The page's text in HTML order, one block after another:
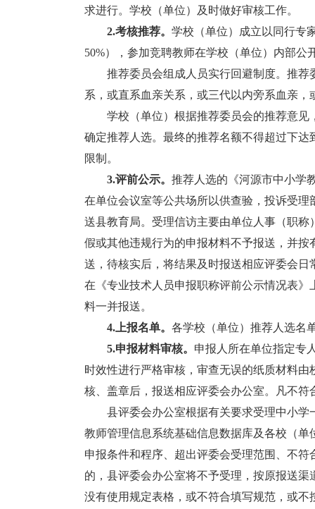
求进行。学校（单位）及时做好审核工作。
2.考核推荐。 学校（单位）成立以同行专
50%），参加竞聘教师在学校（单位）内部
推荐委员会组成人员实行回避制度。推荐
系，或直系血亲关系，或三代以内旁系血亲
学校（单位）根据推荐委员会的推荐意见
确定推荐人选。最终的推荐名额不得超过下
限制。
3.评前公示。 推荐人选的《河源市中小学
在单位会议室等公共场所以供查验，投诉受
送县教育局。受理信访主要由单位人事（职
假或其他违规行为的申报材料不予报送，并
送，待核实后，将结果及时报送相应评委会
在《专业技术人员申报职称评前公示情况表
料一并报送。
4.上报名单。 各学校（单位）推荐人选名
5.申报材料审核。 申报人所在单位指定专
时效性进行严格审核，审查无误的纸质材料
核、盖章后，报送相应评委会办公室。凡不
县评委会办公室根据有关要求受理中小学
教师管理信息系统基础信息数据库及各校（
申报条件和程序、超出评委会受理范围、不
的，县评委会办公室将不予受理，按原报送渠
没有使用规定表格，或不符合填写规范，或